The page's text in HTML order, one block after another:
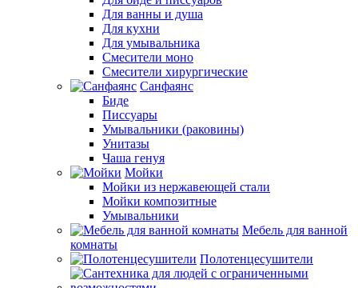
Для ванны и душа
Для кухни
Для умывальника
Смесители моно
Смесители хирургические
Санфаянс
Биде
Писсуары
Умывальники (раковины)
Унитазы
Чаша генуя
Мойки
Мойки из нержавеющей стали
Мойки композитные
Умывальники
Мебель для ванной
комнаты
Полотенцесушители